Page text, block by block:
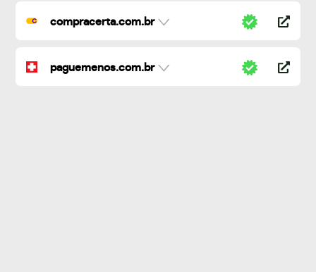
compracerta.com.br
paguemenos.com.br